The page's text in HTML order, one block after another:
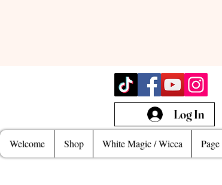
Log In
Welcome Shop White Magic / Wicca